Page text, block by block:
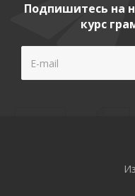
Подпишитесь на
курс